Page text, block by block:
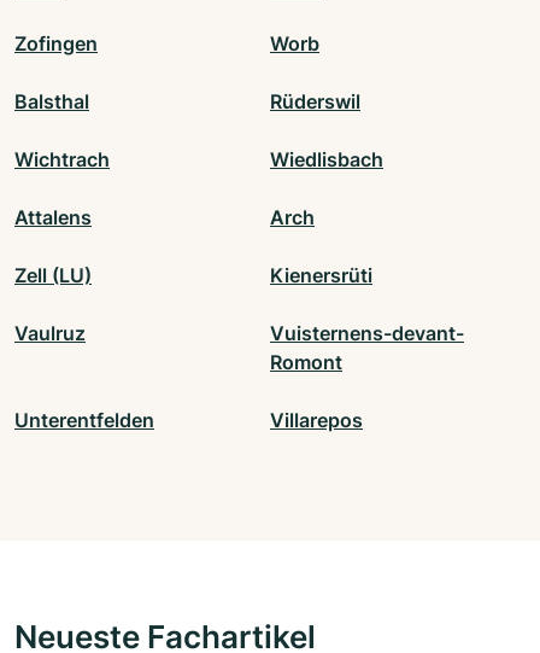
Zofingen Worb
Balsthal Rüderswil
Wichtrach Wiedlisbach
Attalens Arch
Zell (LU) Kienersrüti
Vaulruz
Vuisternens-devant-
Romont
Unterentfelden Villarepos
Neueste Fachartikel